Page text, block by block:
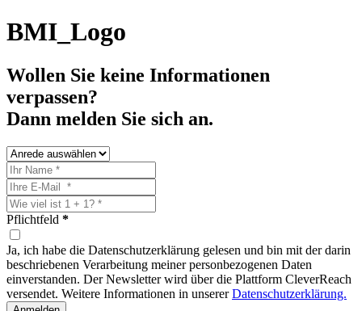
BMI_Logo
Wollen Sie keine Informationen
verpassen?
Dann melden Sie sich an.
Pflichtfeld *
Ja, ich habe die Datenschutzerklärung gelesen und bin mit der darin
beschriebenen Verarbeitung meiner personbezogenen Daten
einverstanden. Der Newsletter wird über die Plattform CleverReach
versendet. Weitere Informationen in unsererDatenschutzerklärung.